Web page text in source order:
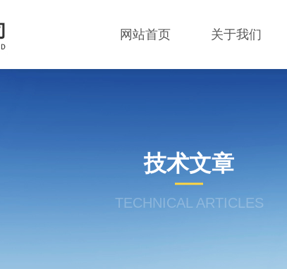
网站首页 关于我们
技术文章
TECHNICAL ARTICLES